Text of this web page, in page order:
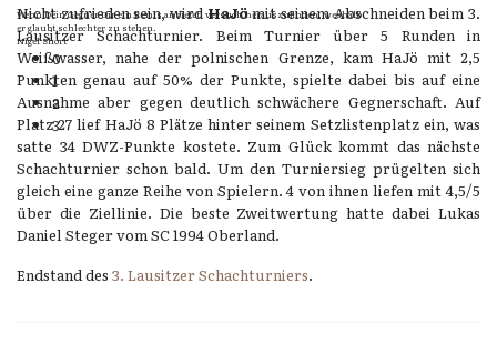
Wenn Dein Gegner Dir ein Remis anbietet, versuch herauszufinden, weshalb
er glaubt schlechter zu stehen.
Nigel Short
0
1
2
3
Nicht zufrieden sein, wirdHaJömit seinem Abschneiden beim 3.
Lausitzer Schachturnier. Beim Turnier über 5 Runden in
Weißwasser, nahe der polnischen Grenze, kam HaJö mit 2,5
Punkten genau auf 50% der Punkte, spielte dabei bis auf eine
Ausnahme aber gegen deutlich schwächere Gegnerschaft. Auf
Platz 27 lief HaJö 8 Plätze hinter seinem Setzlistenplatz ein, was
satte 34 DWZ-Punkte kostete. Zum Glück kommt das nächste
Schachturnier schon bald. Um den Turniersieg prügelten sich
gleich eine ganze Reihe von Spielern. 4 von ihnen liefen mit 4,5/5
über die Ziellinie. Die beste Zweitwertung hatte dabei Lukas
Daniel Steger vom SC 1994 Oberland.
Endstand des 3. Lausitzer Schachturniers.